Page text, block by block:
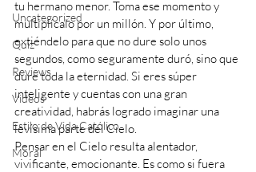
Uncategorized
Quiz
Reviews
Videos
Estilo de Vida Católico
Moral
tu hermano menor. Toma ese momento y
multiplícalo por un millón. Y por último,
extiéndelo para que no dure solo unos
segundos, como seguramente duró, sino que
dure toda la eternidad. Si eres súper
inteligente y cuentas con una gran
creatividad, habrás logrado imaginar una
levísima parte del Cielo.
Pensar en el Cielo resulta alentador,
vivificante, emocionante. Es como si fuera